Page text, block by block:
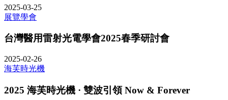
2025-03-25
展覽學會
台灣醫用雷射光電學會2025春季研討會
2025-02-26
海芙時光機
2025 海芙時光機 · 雙波引領 Now & Forever